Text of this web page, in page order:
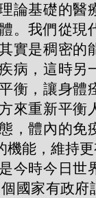
論基礎的醫
。我們從現
實是稠密的
病，這時另
衡，讓身體
來重新平衡
，體內的免
機能，維持
今時今日世
國家有政府